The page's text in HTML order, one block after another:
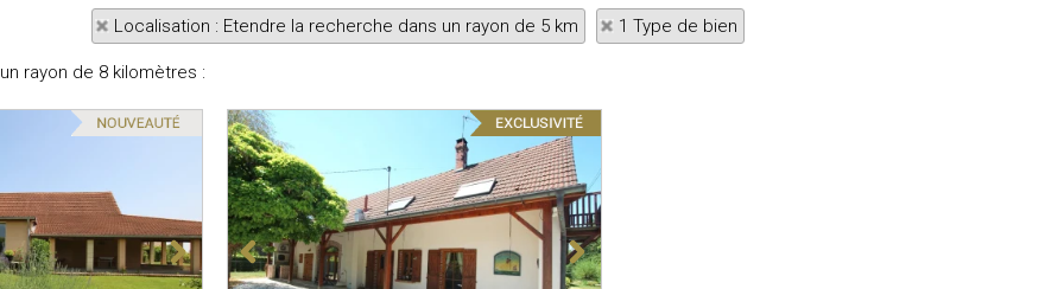
Localisation : Etendre la recherche dans un rayon de 5 km 1 Type de bien
rayon de 8 kilomètres :